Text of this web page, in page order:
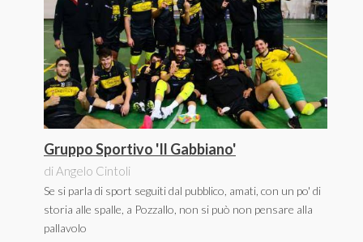
Gruppo Sportivo 'Il Gabbiano'
di Angelo Cintoli
Se si parla di sport seguiti dal pubblico, amati, con un po' di
storia alle spalle, a Pozzallo, non si può non pensare alla
pallavolo